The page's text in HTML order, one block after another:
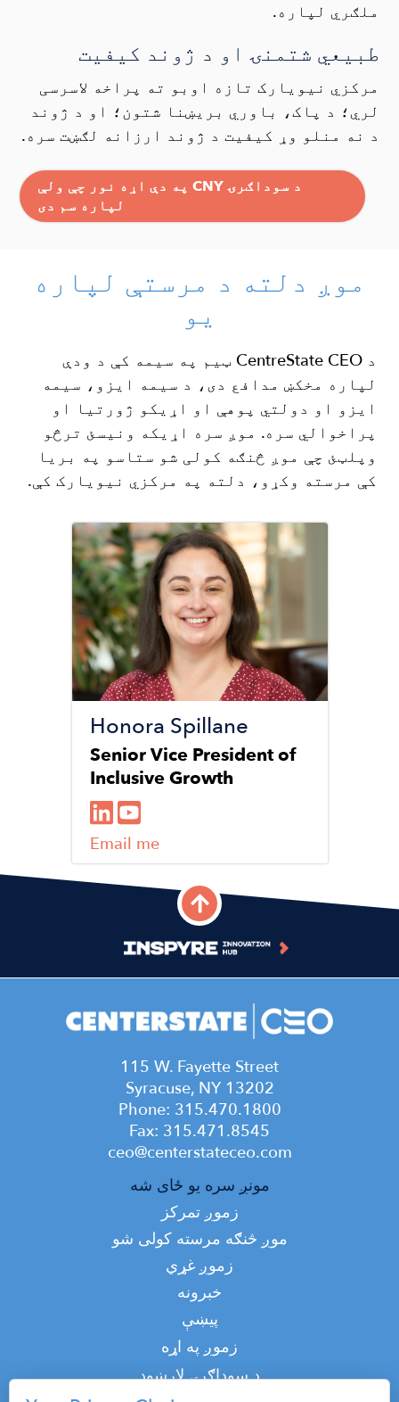
ملګري لپاره.
طبیعي شتمنۍ او د ژوند کیفیت
مرکزي نیویارک تازه اوبو ته پراخه لاسرسی
لري؛ د پاک، باوري بریښنا شتون؛ او د ژوند
د نه منلو وړ کیفیت د ژوند ارزانه لګښت سره.
په دې اړه نور چې ولې CNY د سوداګرۍ
لپاره سم دی
موږ دلته د مرستې لپاره
یو
د CentreState CEO ټیم په سیمه کې د ودې
لپاره مخکښ مدافع دی، د سیمه ایزو، سیمه
ایزو او دولتي پوهې او اړیکو ژورتیا او
پراخوالي سره. موږ سره اړیکه ونیسئ ترڅو
وپلټئ چې موږ څنګه کولی شو ستاسو په بریا
کې مرسته وکړو، دلته په مرکزي نیویارک کې.
Image
Honora Spillane
Senior Vice President of
Inclusive Growth
Email me
115 W. Fayette Street
Syracuse, NY 13202
Phone: 315.470.1800
Fax: 315.471.8545
ceo@centerstateceo.com
مونږ سره یو ځای شه
زموږ تمرکز
موږ څنګه مرسته کولی شو
زموږ غړي
خبرونه
پیښې
Top
زموږ په اړه
د سوداګرۍ لارښود